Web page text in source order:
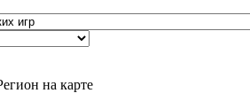
на карте